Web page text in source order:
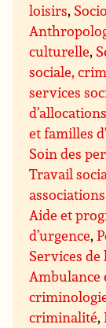
loisirs,
culturelle,
sociale,
services
d’allocations
et familles
Soin des
Travail
Aide et
d’urgence,
Services
Ambulance
criminalité,